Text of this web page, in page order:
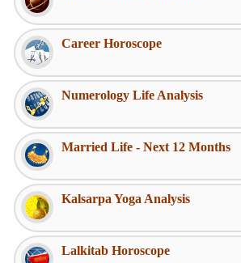
Career Horoscope
Numerology Life Analysis
Married Life - Next 12 Months
Kalsarpa Yoga Analysis
Lalkitab Horoscope